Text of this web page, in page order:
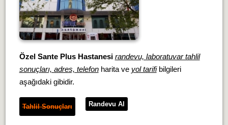
Özel Sante Plus Hastanesi randevu, laboratuvar tahlil
sonuçları, adres, telefonharita ve yol tarifibilgileri
aşağıdaki gibidir.
Tahlil Sonuçları Randevu Al